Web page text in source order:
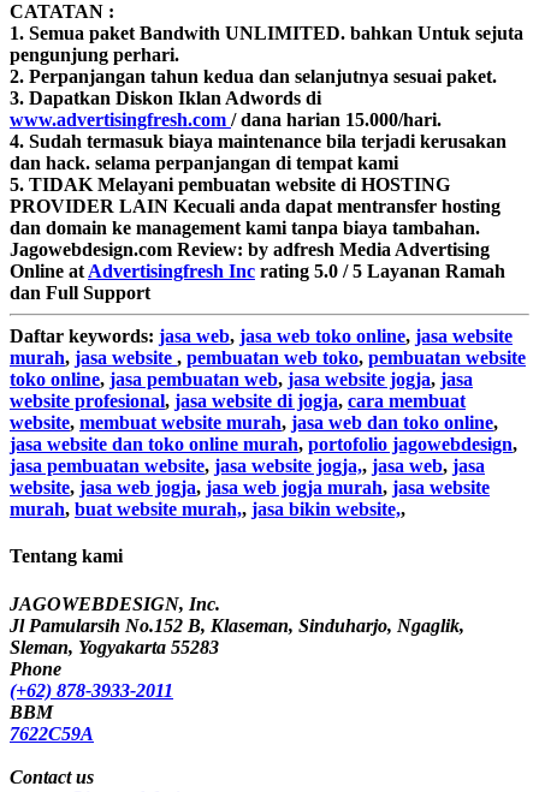
CATATAN :
1. Semua paket Bandwith UNLIMITED. bahkan Untuk sejuta
pengunjung perhari.
2. Perpanjangan tahun kedua dan selanjutnya sesuai paket.
3. Dapatkan Diskon Iklan Adwords di
www.advertisingfresh.com / dana harian 15.000/hari.
4. Sudah termasuk biaya maintenance bila terjadi kerusakan
dan hack. selama perpanjangan di tempat kami
5. TIDAK Melayani pembuatan website di HOSTING
PROVIDER LAIN Kecuali anda dapat mentransfer hosting
dan domain ke management kami tanpa biaya tambahan.
Jagowebdesign.com Review: by adfresh Media Advertising
Online at Advertisingfresh Inc rating 5.0 /5 Layanan Ramah
dan Full Support
Daftar keywords: jasa web, jasa web toko online, jasa website
murah, jasa website , pembuatan web toko, pembuatan website
toko online, jasa pembuatan web, jasa website jogja, jasa
website profesional, jasa website di jogja, cara membuat
website, membuat website murah, jasa web dan toko online,
jasa website dan toko online murah, portofolio jagowebdesign,
jasa pembuatan website, jasa website jogja,, jasa web, jasa
website, jasa web jogja, jasa web jogja murah, jasa website
murah, buat website murah,, jasa bikin website,,
Tentang kami
JAGOWEBDESIGN, Inc.
Jl Pamularsih No.152 B, Klaseman, Sinduharjo, Ngaglik,
Sleman, Yogyakarta 55283
Phone
(+62) 878-3933-2011
BBM
7622C59A
Contact us